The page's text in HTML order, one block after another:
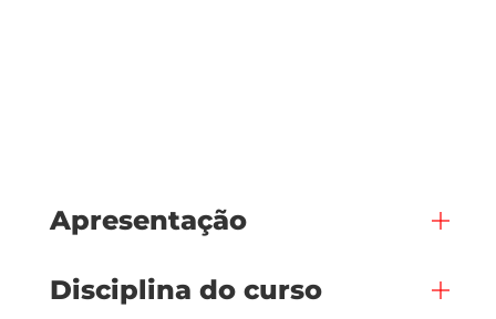
Apresentação
Disciplina do curso